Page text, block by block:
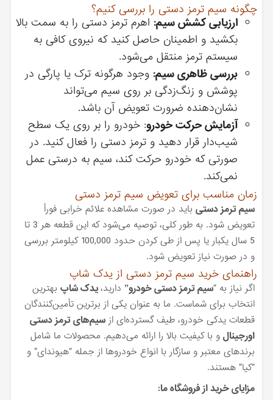
چگونه سیم ترمز دستی را بررسی کنیم؟
ارزیابی کشش سیم: اهرم ترمز دستی را به سمت بالا
بکشید و اطمینان حاصل کنید که نیروی کافی به
سیستم ترمز منتقل می‌شود.
بررسی ظاهری سیم: وجود هرگونه ترک یا پارگی در
پوشش و زنگ‌زدگی بر روی سیم می‌تواند
نشان‌دهنده ضرورت تعویض آن باشد.
آزمایش حرکت خودرو: خودرو را بر روی یک سطح
شیب‌دار قرار دهید و ترمز دستی را فعال کنید. در
صورتی که خودرو حرکت کند، سیم به درستی عمل
نمی‌کند.
زمان مناسب برای تعویض سیم ترمز دستی
سیم ترمز دستی باید در صورت مشاهده علائم خرابی فوراً
تعویض شود. به طور کلی، توصیه می‌شود که این قطعه هر 3 تا
5 سال یکبار یا پس از طی کردن حدود 100,000 کیلومتر بررسی
و در صورت نیاز تعویض شود.
راهنمای خرید سیم ترمز دستی از یدک شاپ
اگر نیاز به “سیم ترمز دستی خودرو” دارید،یدک شاپ بهترین
انتخاب برای شماست. ما به عنوان یکی از برترین تأمین‌کنندگان
قطعات یدکی خودرو، طیف گسترده‌ای ازسیم‌های ترمز دستی
اورجینال و با کیفیت بالا را ارائه می‌دهیم. محصولات ما شامل
برندهای معتبر و سازگار با انواع خودروها از جمله “هیوندای” و
“کیا” هستند.
مزایای خرید از فروشگاه ما: